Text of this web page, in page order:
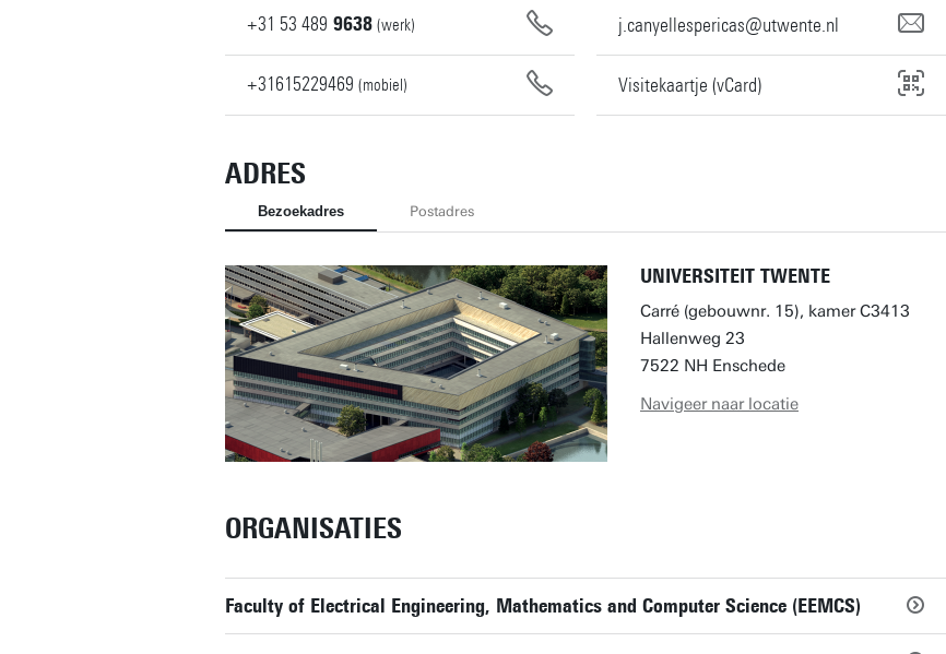
+31 53 489 9638 (werk)
+31615229469 (mobiel)
j.canyellespericas@utwente.nl
Visitekaartje (vCard)
ADRES
Bezoekadres Postadres
UNIVERSITEIT TWENTE
Carré (gebouwnr. 15), kamer C3413
Hallenweg 23
7522 NH Enschede
Navigeer naar locatie
ORGANISATIES
Faculty of Electrical Engineering, Mathematics and Computer Science (EEMCS)